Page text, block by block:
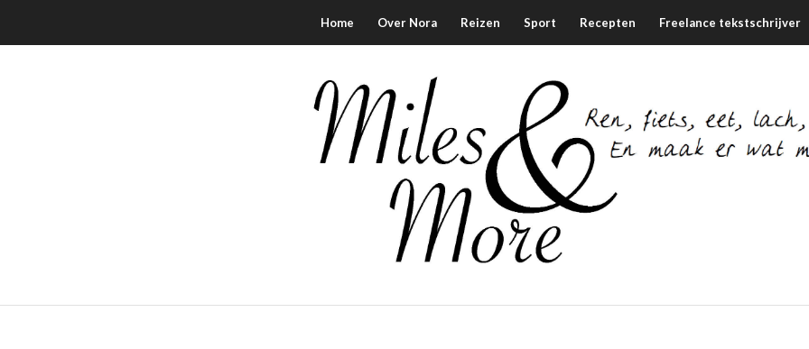
Home Over Nora Reizen Sport Recepten Freelance tekstschrijver